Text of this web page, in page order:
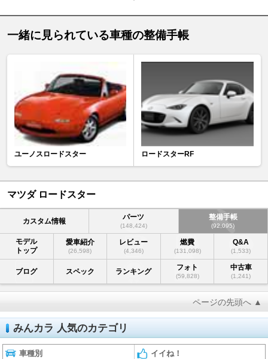
一緒に見られている車種の整備手帳
ユーノスロードスター ロードスターRF
マツダ ロードスター
カスタム情報 パーツ
(148,424)
整備手帳
(92,095)
モデル
トップ
愛車紹介
(26,598)
レビュー
(4,346)
燃費
(131,098)
Q&A
(1,533)
ブログ スペック ランキング フォト
(59,828)
中古車
(1,241)
ページの先頭へ ▲
みんカラ 人気のカテゴリ
車種別 イイね！